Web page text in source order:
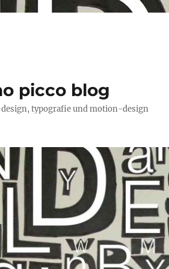
picco blog
typografie und motion-design